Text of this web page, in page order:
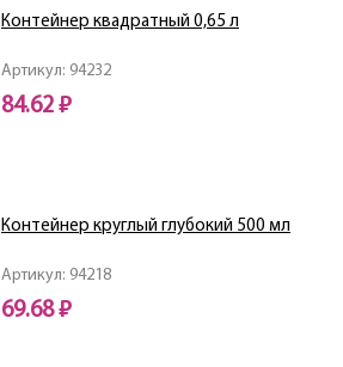
Артикул: 94232
Контейнер квадратный 0,65 л
84.62 ₽
Артикул: 94218
Контейнер круглый глубокий 500 мл
69.68 ₽